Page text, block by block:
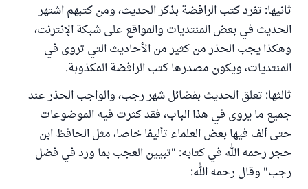
ثانيها: تفرد كتب الرافضة بذكر الحديث، ومن كتبهم اشتهر
الحديث في بعض المنتديات والمواقع على شبكة الإنترنت،
وهكذا يجب الحذر من كثير من الأحاديث التي تروى في
المنتديات، ويكون مصدرها كتب الرافضة المكذوبة.
ثالثها: تعلق الحديث بفضائل شهر رجب، والواجب الحذر عند
جميع ما يروى في هذا الباب، فقد كثرت فيه الموضوعات
حتى ألف فيها بعض العلماء تأليفا خاصا، مثل الحافظ ابن
حجر رحمه الله في كتابه: "تبيين العجب بما ورد في فضل
رجب" وقال رحمه الله: